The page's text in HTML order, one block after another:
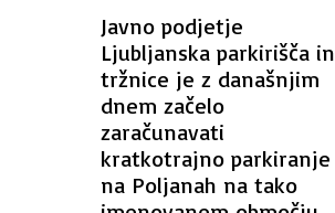
Javno podjetje
Ljubljanska parkirišča in
tržnice je z današnjim
dnem začelo
zaračunavati
kratkotrajno parkiranje
na Poljanah na tako